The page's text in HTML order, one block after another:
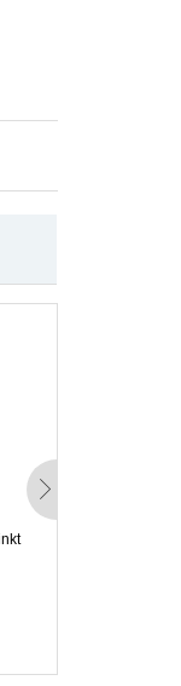
nkt